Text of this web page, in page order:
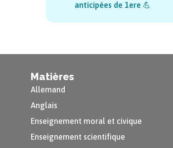
anticipées de 1ere 💪
Matières
Allemand
Anglais
Enseignement moral et civique
Enseignement scientifique